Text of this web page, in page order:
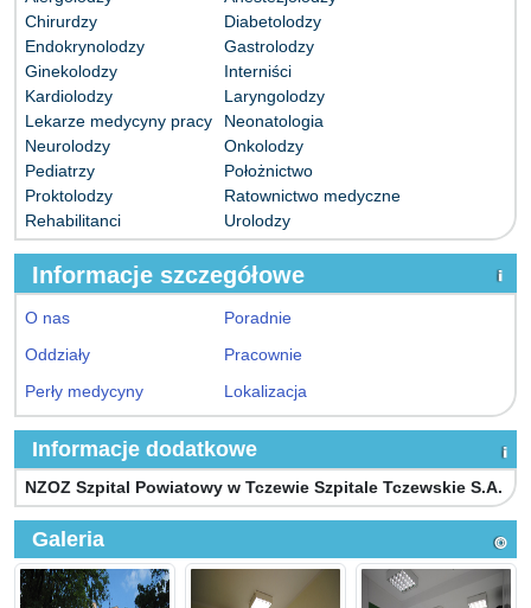
Chirurdzy
Diabetolodzy
Endokrynolodzy
Gastrolodzy
Ginekolodzy
Interniści
Kardiolodzy
Laryngolodzy
Lekarze medycyny pracy
Neonatologia
Neurolodzy
Onkolodzy
Pediatrzy
Położnictwo
Proktolodzy
Ratownictwo medyczne
Rehabilitanci
Urolodzy
Informacje szczegółowe
O nas
Poradnie
Oddziały
Pracownie
Perły medycyny
Lokalizacja
Informacje dodatkowe
NZOZ Szpital Powiatowy w Tczewie Szpitale Tczewskie S.A.
Galeria